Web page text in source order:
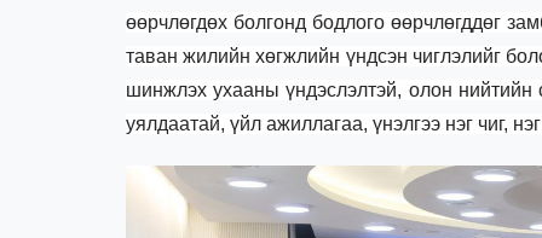
өөрчлөгдөх болгонд бодлого өөрчлөгддөг
таван жилийн хөгжлийн үндсэн чиглэлийг
шинжлэх ухааны үндэслэлтэй, олон нийтийн
уялдаатай, үйл ажиллагаа, үнэлгээ нэг чиг,